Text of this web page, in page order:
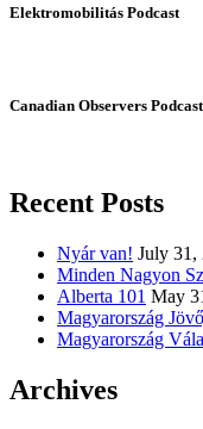
Elektromobilitás Podcast
Canadian Observers Podcast
Recent Posts
Nyár van! July 31,
Minden Nagyon
Alberta 101 May
Magyarország
Magyarország
Archives